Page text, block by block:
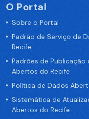
O Portal
Sobre o Portal
Padrão de Serviço de
Recife
Padrões de
Abertos do Recife
Política de Dados
Sistemática de
Abertos do Recife